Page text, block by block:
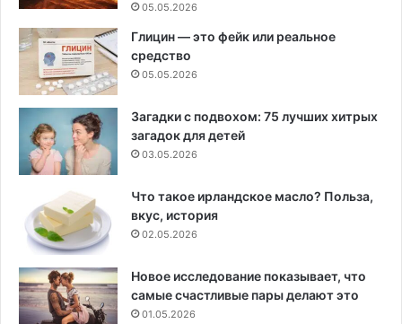
05.05.2026
Глицин — это фейк или реальное
средство
05.05.2026
Загадки с подвохом: 75 лучших хитрых
загадок для детей
03.05.2026
Что такое ирландское масло? Польза,
вкус, история
02.05.2026
Новое исследование показывает, что
самые счастливые пары делают это
01.05.2026